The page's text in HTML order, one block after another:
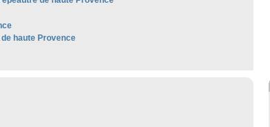
haute Provence